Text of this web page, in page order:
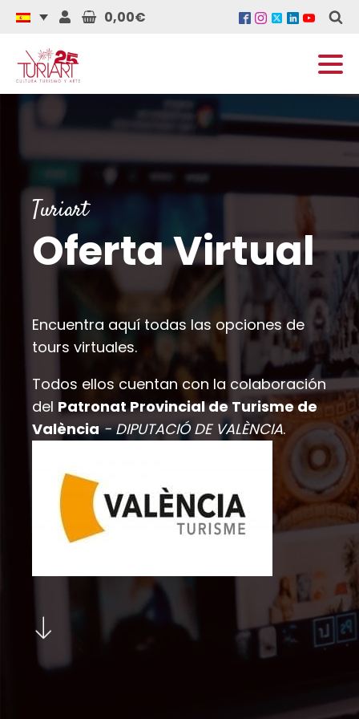
0,00€
Turiart
Oferta Virtual
Encuentra aquí todas las opciones de
tours virtuales.
Todos ellos cuentan con la colaboración
del Patronat Provincial de Turisme de
València - DIPUTACIÓ DE VALÈNCIA.